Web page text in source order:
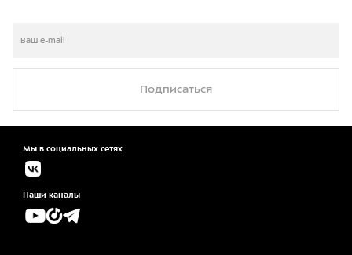
Подписаться
Мы в социальных сетях
Наши каналы